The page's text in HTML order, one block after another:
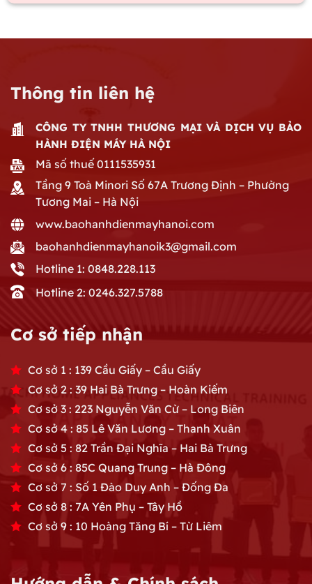
Thông tin liên hệ
CÔNG TY TNHH THƯƠNG MẠI VÀ DỊCH VỤ BẢO
HÀNH ĐIỆN MÁY HÀ NỘI
Mã số thuế 0111535931
Tầng 9 Toà Minori Số 67A Trương Định – Phường
Tương Mai – Hà Nội
www.baohanhdienmayhanoi.com
baohanhdienmayhanoik3@gmail.com
Hotline 1: 0848.228.113
Hotline 2: 0246.327.5788
Cơ sở tiếp nhận
Cơ sở 1 : 139 Cầu Giấy – Cầu Giấy
Cơ sở 2 : 39 Hai Bà Trưng – Hoàn Kiếm
Cơ sở 3 : 223 Nguyễn Văn Cừ – Long Biên
Cơ sở 4 : 85 Lê Văn Lương – Thanh Xuân
Cơ sở 5 : 82 Trần Đại Nghĩa – Hai Bà Trưng
Cơ sở 6 : 85C Quang Trung – Hà Đông
Cơ sở 7 : Số 1 Đào Duy Anh – Đống Đa
Cơ sở 8 : 7A Yên Phụ – Tây Hồ
Cơ sở 9 : 10 Hoàng Tăng Bí – Từ Liêm